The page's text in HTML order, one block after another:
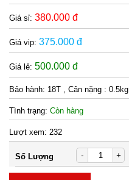
Giá sỉ: 380.000 đ
Giá vip: 375.000 đ
Giá lẻ: 500.000 đ
Bảo hành: 18T , Cân nặng : 0.5kg
Tình trạng: Còn hàng
Lượt xem: 232
Số Lượng - +